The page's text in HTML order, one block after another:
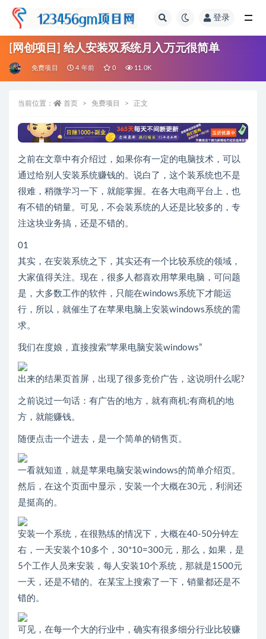
登录
[网创项目] 给人安装双系统月入万元很简单
免费项目 4 年前 0 11.0K
当前位置： 首页 免费项目 正文
之前在文章中有介绍过，如果你有一定的电脑技术，可以
通过给别人安装系统赚钱的。说白了，这个装系统也不是
很难，稍微学习一下，就能掌握。在各大电商平台上，也
有不错的销量。可见，不会装系统的人还是比较多的，专
注这块业务搞，还是不错的。
01
其实，在安装系统之下，其实还有一个比较系统的领域，
大家值得关注。现在，很多人都喜欢用苹果电脑，可问题
是，大多数工作的软件，只能在windows系统下才能运
行，所以，就催生了在苹果电脑上安装windows系统的需
求。
我们在度娘，直接搜索“苹果电脑安装windows”
出来的结果页首屏，出现了很多竞价广告，这说明什么呢?
之前说过一句话：有广告的地方，就有商机;有商机的地
方，就能赚钱。
随便点击一个进去，是一个简单的销售页。
一看就知道，就是苹果电脑安装windows的简单介绍页。
然后，在这个页面中显示，安装一个大概在30元，利润还
是挺高的。
安装一个系统，在很熟练的情况下，大概在40-50分钟左
右，一天安装个10多个，30*10=300元，那么，如果，是
5个工作人员来安装，每人安装10个系统，那就是1500元
一天，还是不错的。在某宝上搜索了一下，销量都还是不
错的。
可见，在每一个大的行业中，确实有很多细分行业比较赚